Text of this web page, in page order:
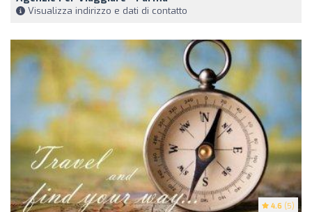
Visualizza indirizzo e dati di contatto
4.6 (5)